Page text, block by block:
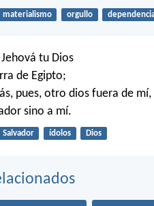
materialismo orgullo
tu Dios
de Egipto;
pues, otro dios fuera de mí,
sino a mí.
Salvador ídolos Dios